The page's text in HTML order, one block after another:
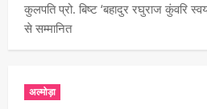
कुलपति प्रो. बिष्ट ‘बहादुर रघुराज कुंवरि
से सम्मानित
अल्मोड़ा